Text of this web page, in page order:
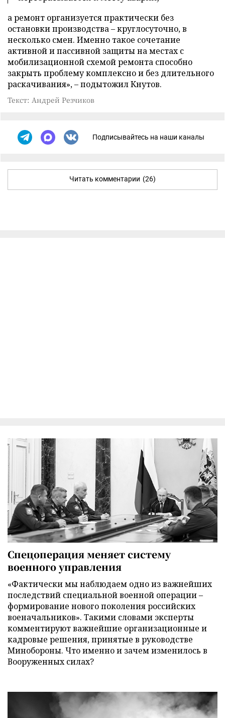
а ремонт организуется практически без
остановки производства – круглосуточно, в
несколько смен. Именно такое сочетание
активной и пассивной защиты на местах с
мобилизационной схемой ремонта способно
закрыть проблему комплексно и без длительного
раскачивания», – подытожил Кнутов.
Текст: Андрей Резчиков
Подписывайтесь на наши каналы
Читать комментарии (26)
Спецоперация меняет систему
военного управления
«Фактически мы наблюдаем одно из важнейших
последствий специальной военной операции –
формирование нового поколения российских
военачальников». Такими словами эксперты
комментируют важнейшие организационные и
кадровые решения, принятые в руководстве
Минобороны. Что именно и зачем изменилось в
Вооруженных силах?